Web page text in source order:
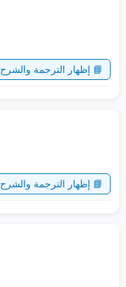
📘 إظهار الترجمة والشرح
📘 إظهار الترجمة والشرح